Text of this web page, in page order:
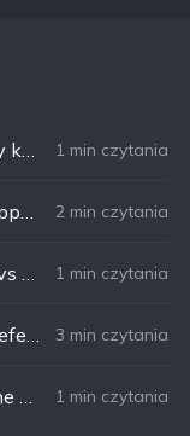
🎨 uxowy.dev #75: Najkrótszy kurs świata Framera 1 min czytania
🎨 uxowy.dev #73: [Trend] Appki nastawione na performance + dobrego jajka 2 min czytania
🎨 uxowy.dev #72: Usability vs Security + prompty 1 min czytania
🎨 uxowy.dev #71: Mity UX i efektowne komponenty z kodem źródłowym 3 min czytania
🎨 uxowy.dev #70: Inkluzywne projektowanie (WTF?) 1 min czytania